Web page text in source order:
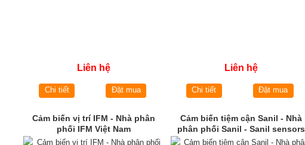
Liên hệ
Chi tiết Đặt mua
Liên hệ
Chi tiết Đặt mua
Cảm biến vị trí IFM - Nhà phân
phối IFM Việt Nam
Cảm biến tiệm cận Sanil - Nhà
phân phối Sanil - Sanil sensors
Viet Nam